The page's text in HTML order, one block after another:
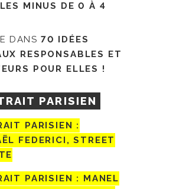
MINUS DE 0 À 4
DANS 70 IDÉES
RESPONSABLES ET
POUR ELLES !
PARISIEN
PARISIEN :
FEDERICI, STREET
PARISIEN : MANEL